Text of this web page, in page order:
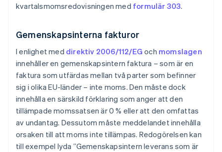
kvartalsmomsredovisningen med formulär 303.
Gemenskapsinterna fakturor
I enlighet med direktiv 2006/112/EG och momslagen
innehåller en gemenskapsintern faktura – som är en
faktura som utfärdas mellan två parter som befinner
sig i olika EU-länder – inte moms. Den måste dock
innehålla en särskild förklaring som anger att den
tillämpade momssatsen är 0 % eller att den omfattas
av undantag. Dessutom måste meddelandet innehålla
orsaken till att moms inte tillämpas. Redogörelsen kan
till exempel lyda ”Gemenskapsintern leverans som är